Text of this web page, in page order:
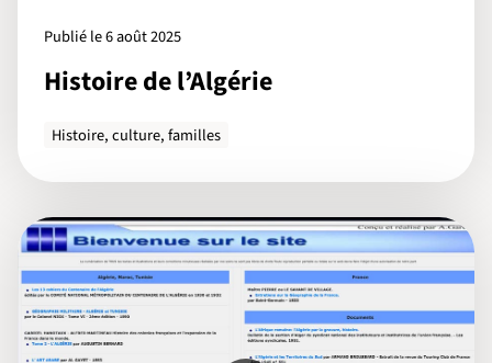
Publié le 6 août 2025
Histoire de l’Algérie
Histoire, culture, familles